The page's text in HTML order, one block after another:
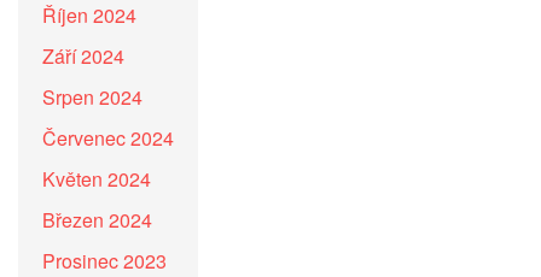
Říjen 2024
Září 2024
Srpen 2024
Červenec 2024
Květen 2024
Březen 2024
Prosinec 2023